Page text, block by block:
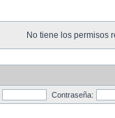
No tiene los permisos
Contraseña: